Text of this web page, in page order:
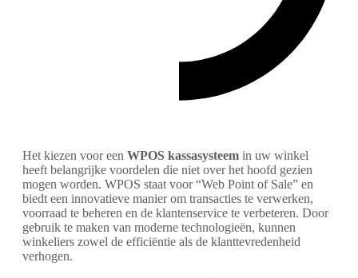
Het kiezen voor een WPOS kassasysteem in uw winkel
heeft belangrijke voordelen die niet over het hoofd gezien
mogen worden. WPOS staat voor “Web Point of Sale” en
biedt een innovatieve manier om transacties te verwerken,
voorraad te beheren en de klantenservice te verbeteren. Door
gebruik te maken van moderne technologieën, kunnen
winkeliers zowel de efficiëntie als de klanttevredenheid
verhogen.